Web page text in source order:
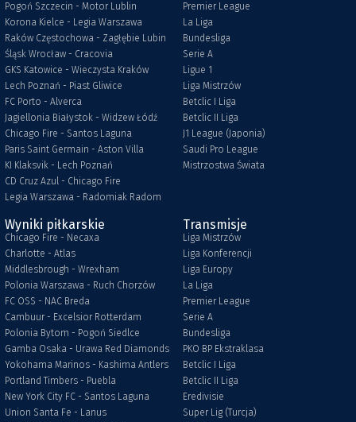
Pogoń Szczecin - Motor Lublin
Korona Kielce - Legia Warszawa
Raków Częstochowa - Zagłębie Lubin
Śląsk Wrocław - Cracovia
GKS Katowice - Wieczysta Kraków
Lech Poznań - Piast Gliwice
FC Porto - Alverca
Jagiellonia Białystok - Widzew Łódź
Chicago Fire - Santos Laguna
Paris Saint Germain - Aston Villa
KI Klaksvik - Lech Poznań
CD Cruz Azul - Chicago Fire
Legia Warszawa - Radomiak Radom
Premier League
La Liga
Bundesliga
Serie A
Ligue 1
Liga Mistrzów
Betclic I Liga
Betclic II Liga
J1 League (Japonia)
Saudi Pro League
Mistrzostwa Świata
Wyniki piłkarskie
Chicago Fire - Necaxa
Charlotte - Atlas
Middlesbrough - Wrexham
Polonia Warszawa - Ruch Chorzów
FC OSS - NAC Breda
Cambuur - Excelsior Rotterdam
Polonia Bytom - Pogoń Siedlce
Gamba Osaka - Urawa Red Diamonds
Yokohama Marinos - Kashima Antlers
Portland Timbers - Puebla
New York City FC - Santos Laguna
Union Santa Fe - Lanus
Transmisje
Liga Mistrzów
Liga Konferencji
Liga Europy
La Liga
Premier League
Serie A
Bundesliga
PKO BP Ekstraklasa
Betclic I Liga
Betclic II Liga
Eredivisie
Super Lig (Turcja)